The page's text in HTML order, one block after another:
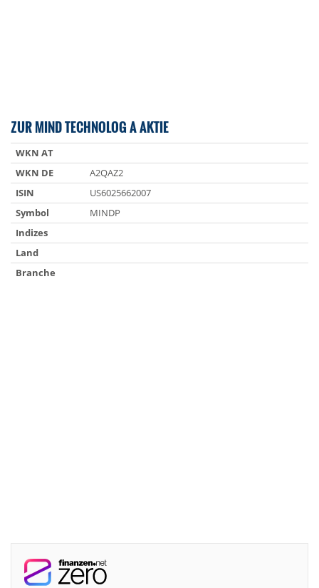
ZUR MIND TECHNOLOG A AKTIE
WKN AT
WKN DE
A2QAZ2
ISIN
US6025662007
Symbol
MINDP
Indizes
Land
Branche